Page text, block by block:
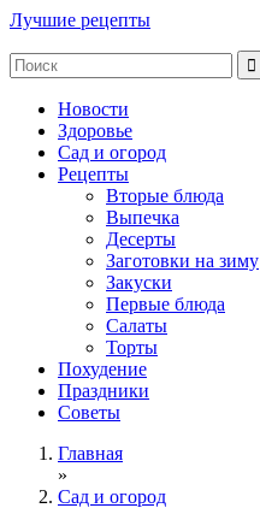
Лучшие рецепты
Новости
Здоровье
Сад и огород
Рецепты
Вторые блюда
Выпечка
Десерты
Заготовки на зиму
Закуски
Первые блюда
Салаты
Торты
Похудение
Праздники
Советы
Главная
»
Сад и огород